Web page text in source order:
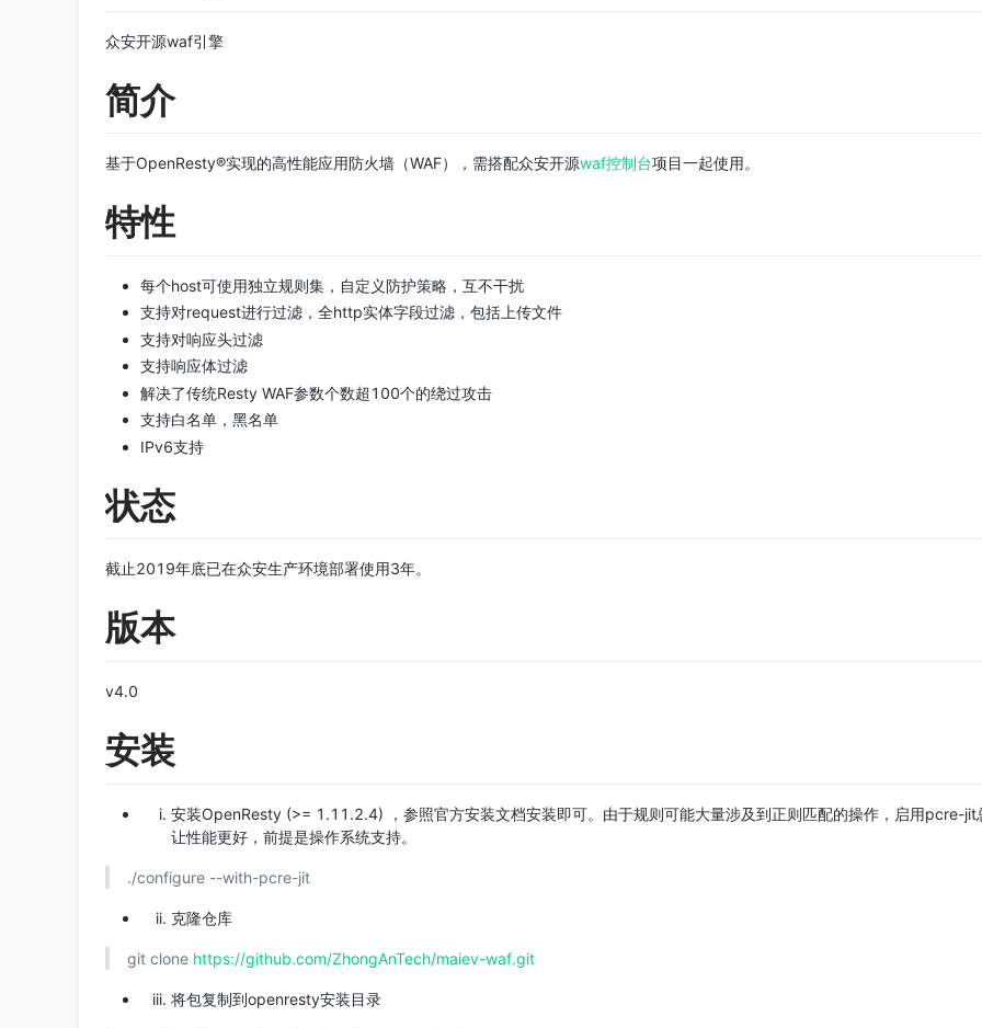
众安开源waf引擎
简介
基于OpenResty®实现的高性能应用防火墙（WAF），需搭配众安开源waf控制台项目一起使用。
特性
每个host可使用独立规则集，自定义防护策略，互不干扰
支持对request进行过滤，全http实体字段过滤，包括上传文件
支持对响应头过滤
支持响应体过滤
解决了传统Resty WAF参数个数超100个的绕过攻击
支持白名单，黑名单
IPv6支持
状态
截止2019年底已在众安生产环境部署使用3年。
版本
v4.0
安装
安装OpenResty (>= 1.11.2.4) ，参照官方安装文档安装即可。由于规则可能大量涉及到正则匹配的操作，启用pcre-jit
让性能更好，前提是操作系统支持。
./configure --with-pcre-jit
克隆仓库
git clone https://github.com/ZhongAnTech/maiev-waf.git
将包复制到openresty安装目录